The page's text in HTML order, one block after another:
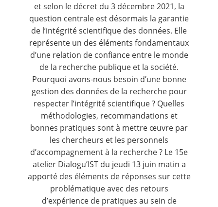
et selon le décret du 3 décembre 2021, la
question centrale est désormais la garantie
de l’intégrité scientifique des données. Elle
représente un des éléments fondamentaux
d’une relation de confiance entre le monde
de la recherche publique et la société.
Pourquoi avons-nous besoin d’une bonne
gestion des données de la recherche pour
respecter l’intégrité scientifique ? Quelles
méthodologies, recommandations et
bonnes pratiques sont à mettre œuvre par
les chercheurs et les personnels
d’accompagnement à la recherche ? Le 15e
atelier Dialogu’IST du jeudi 13 juin matin a
apporté des éléments de réponses sur cette
problématique avec des retours
d’expérience de pratiques au sein de